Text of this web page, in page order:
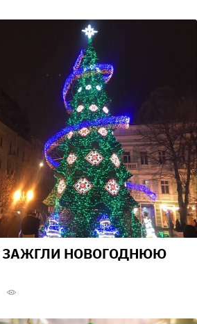
ЗАЖГЛИ НОВОГОДНЮЮ